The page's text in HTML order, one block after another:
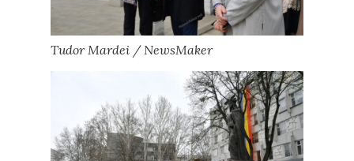
Tudor Mardei / NewsMaker